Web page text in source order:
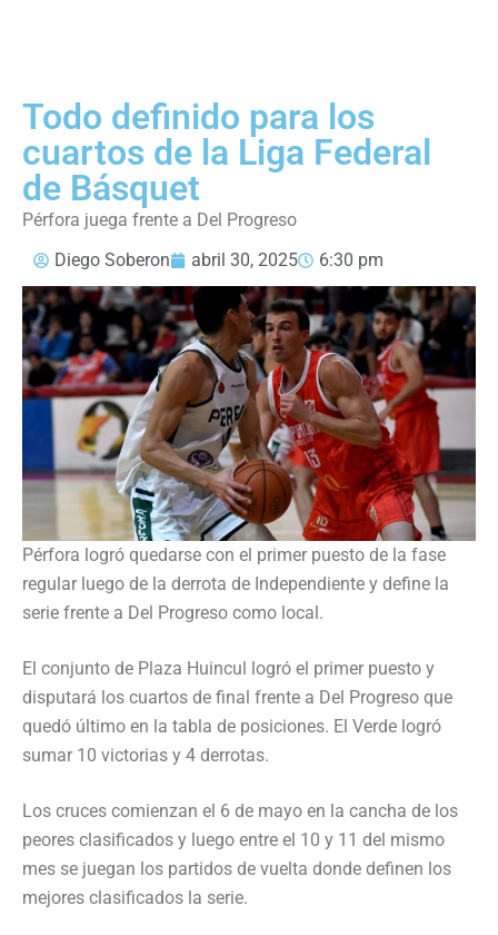
Todo definido para los
cuartos de la Liga Federal
de Básquet
Pérfora juega frente a Del Progreso
Diego Soberon
abril 30, 2025 6:30 pm
Pérfora logró quedarse con el primer puesto de la fase
regular luego de la derrota de Independiente y define la
serie frente a Del Progreso como local.
El conjunto de Plaza Huincul logró el primer puesto y
disputará los cuartos de final frente a Del Progreso que
quedó último en la tabla de posiciones. El Verde logró
sumar 10 victorias y 4 derrotas.
Los cruces comienzan el 6 de mayo en la cancha de los
peores clasificados y luego entre el 10 y 11 del mismo
mes se juegan los partidos de vuelta donde definen los
mejores clasificados la serie.